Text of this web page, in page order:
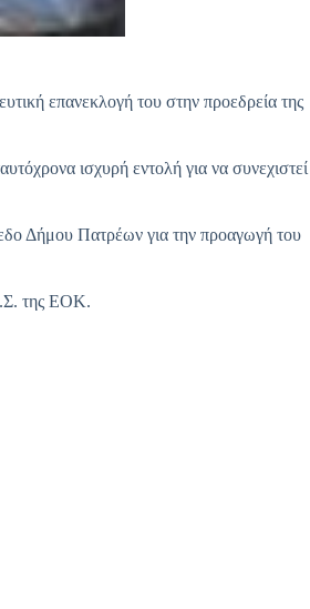
επανεκλογή του στην προεδρεία της
ισχυρή εντολή για να συνεχιστεί
Δήμου Πατρέων για την προαγωγή του
της ΕΟΚ.